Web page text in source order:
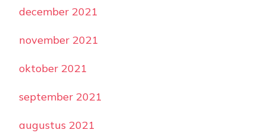
december 2021
november 2021
oktober 2021
september 2021
augustus 2021